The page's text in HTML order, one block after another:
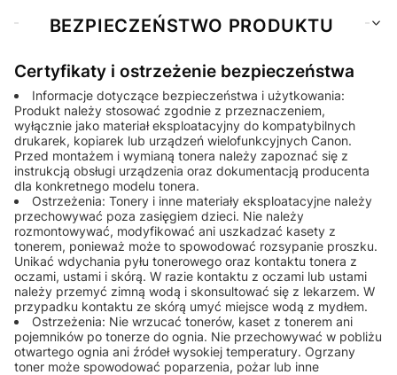
BEZPIECZEŃSTWO PRODUKTU
Certyfikaty i ostrzeżenie bezpieczeństwa
Informacje dotyczące bezpieczeństwa i użytkowania:
Produkt należy stosować zgodnie z przeznaczeniem,
wyłącznie jako materiał eksploatacyjny do kompatybilnych
drukarek, kopiarek lub urządzeń wielofunkcyjnych Canon.
Przed montażem i wymianą tonera należy zapoznać się z
instrukcją obsługi urządzenia oraz dokumentacją producenta
dla konkretnego modelu tonera.
Ostrzeżenia: Tonery i inne materiały eksploatacyjne należy
przechowywać poza zasięgiem dzieci. Nie należy
rozmontowywać, modyfikować ani uszkadzać kasety z
tonerem, ponieważ może to spowodować rozsypanie proszku.
Unikać wdychania pyłu tonerowego oraz kontaktu tonera z
oczami, ustami i skórą. W razie kontaktu z oczami lub ustami
należy przemyć zimną wodą i skonsultować się z lekarzem. W
przypadku kontaktu ze skórą umyć miejsce wodą z mydłem.
Ostrzeżenia: Nie wrzucać tonerów, kaset z tonerem ani
pojemników po tonerze do ognia. Nie przechowywać w pobliżu
otwartego ognia ani źródeł wysokiej temperatury. Ogrzany
toner może spowodować poparzenia, pożar lub inne